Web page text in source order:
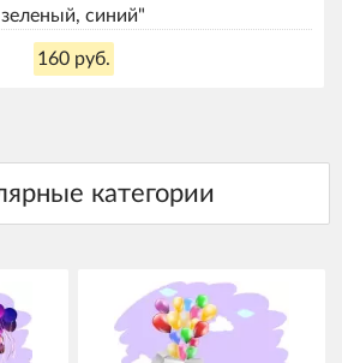
зеленый, синий"
160 руб.